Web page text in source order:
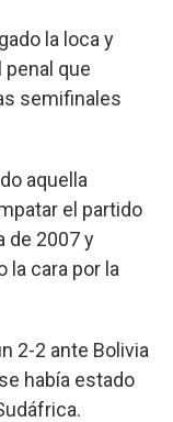
la loca y
que
semifinales
aquella
el partido
de 2007 y
la cara por la
2-2 ante Bolivia
había estado